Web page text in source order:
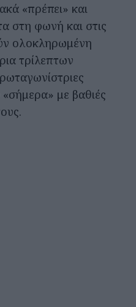
«πρέπει» και
στη φωνή και στις
ολοκληρωμένη
τρίλεπτων
«σήμερα» με βαθιές